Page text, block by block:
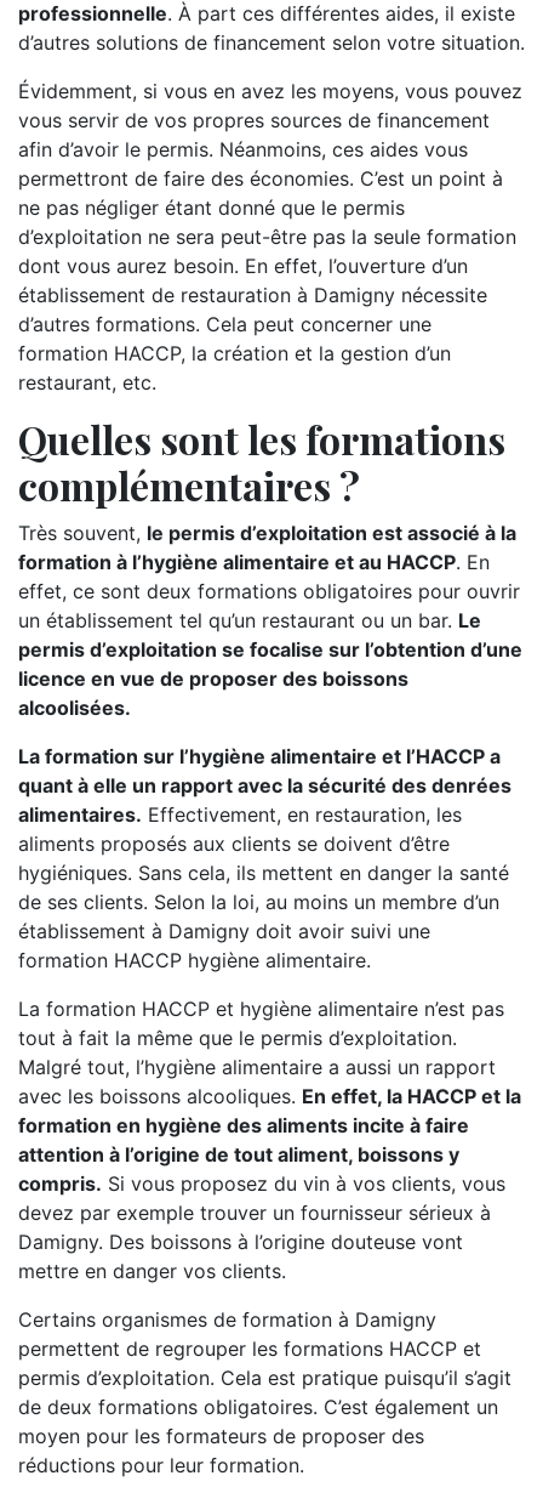
professionnelle. À part ces différentes aides, il existe
d’autres solutions de financement selon votre situation.
Évidemment, si vous en avez les moyens, vous pouvez
vous servir de vos propres sources de financement
afin d’avoir le permis. Néanmoins, ces aides vous
permettront de faire des économies. C’est un point à
ne pas négliger étant donné que le permis
d’exploitation ne sera peut-être pas la seule formation
dont vous aurez besoin. En effet, l’ouverture d’un
établissement de restauration à Damigny nécessite
d’autres formations. Cela peut concerner une
formation HACCP, la création et la gestion d’un
restaurant, etc.
Quelles sont les formations
complémentaires ?
Très souvent, le permis d’exploitation est associé à la
formation à l’hygiène alimentaire et au HACCP. En
effet, ce sont deux formations obligatoires pour ouvrir
un établissement tel qu’un restaurant ou un bar. Le
permis d’exploitation se focalise sur l’obtention d’une
licence en vue de proposer des boissons
alcoolisées.
La formation sur l’hygiène alimentaire et l’HACCP a
quant à elle un rapport avec la sécurité des denrées
alimentaires. Effectivement, en restauration, les
aliments proposés aux clients se doivent d’être
hygiéniques. Sans cela, ils mettent en danger la santé
de ses clients. Selon la loi, au moins un membre d’un
établissement à Damigny doit avoir suivi une
formation HACCP hygiène alimentaire.
La formation HACCP et hygiène alimentaire n’est pas
tout à fait la même que le permis d’exploitation.
Malgré tout, l’hygiène alimentaire a aussi un rapport
avec les boissons alcooliques. En effet, la HACCP et la
formation en hygiène des aliments incite à faire
attention à l’origine de tout aliment, boissons y
compris. Si vous proposez du vin à vos clients, vous
devez par exemple trouver un fournisseur sérieux à
Damigny. Des boissons à l’origine douteuse vont
mettre en danger vos clients.
Certains organismes de formation à Damigny
permettent de regrouper les formations HACCP et
permis d’exploitation. Cela est pratique puisqu’il s’agit
de deux formations obligatoires. C’est également un
moyen pour les formateurs de proposer des
réductions pour leur formation.